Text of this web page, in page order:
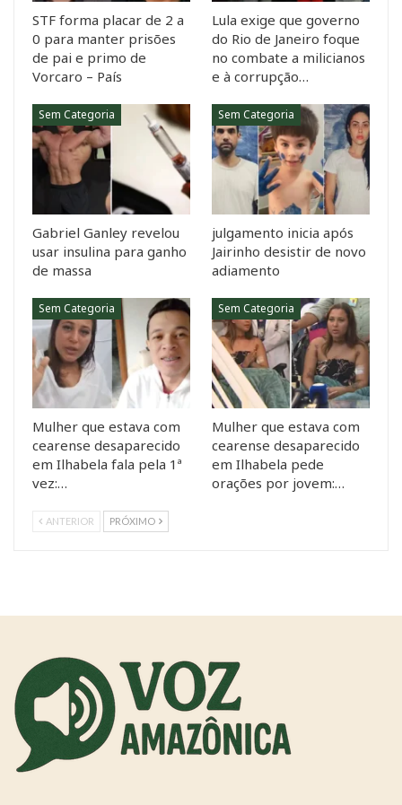
STF forma placar de 2 a
0 para manter prisões
de pai e primo de
Vorcaro – País
Lula exige que governo
do Rio de Janeiro foque
no combate a milicianos
e à corrupção…
Sem Categoria
Gabriel Ganley revelou
usar insulina para ganho
de massa
Sem Categoria
julgamento inicia após
Jairinho desistir de novo
adiamento
Sem Categoria
Mulher que estava com
cearense desaparecido
em Ilhabela fala pela 1ª
vez:…
Sem Categoria
Mulher que estava com
cearense desaparecido
em Ilhabela pede
orações por jovem:…
ANTERIOR PRÓXIMO